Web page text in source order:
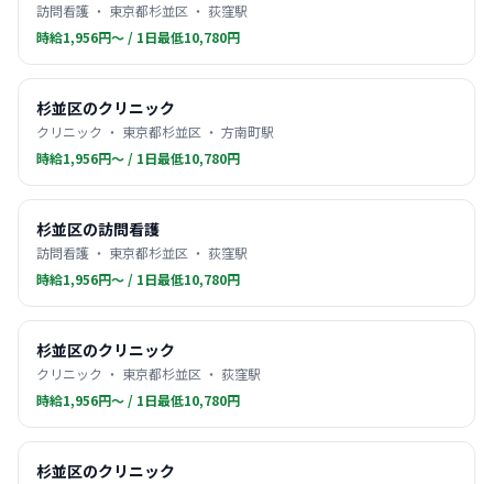
訪問看護 ・ 東京都杉並区 ・ 荻窪駅
時給1,956円〜 / 1日最低10,780円
杉並区のクリニック
クリニック ・ 東京都杉並区 ・ 方南町駅
時給1,956円〜 / 1日最低10,780円
杉並区の訪問看護
訪問看護 ・ 東京都杉並区 ・ 荻窪駅
時給1,956円〜 / 1日最低10,780円
杉並区のクリニック
クリニック ・ 東京都杉並区 ・ 荻窪駅
時給1,956円〜 / 1日最低10,780円
杉並区のクリニック